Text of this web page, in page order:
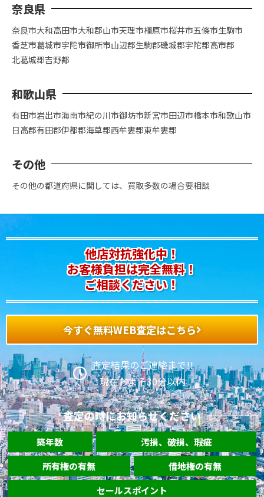
奈良県
奈良市大和高田市大和郡山市天理市橿原市桜井市五條市生駒市
香芝市葛城市宇陀市御所市山辺郡生駒郡磯城郡宇陀郡高市郡
北葛城郡吉野都
和歌山県
有田市岩出市海南市紀の川市御坊市新宮市田辺市橋本市和歌山市
日高郡有田郡伊都郡海草郡西牟婁郡東牟婁郡
その他
その他の都道府県に関しては、買取多数の場合要相談
他店対抗強化中！
お客様負担は完全無料！
ご相談ください！
今すぐ無料WEB査定はこちら
査定結果のご連絡まで!!
現在およそ30分以内
査定の時にお知らせください
築年数
汚損、破損、瑕疵
所有権の有無
借地権の有無
セールスポイント